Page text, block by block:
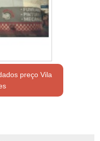
preço Vila